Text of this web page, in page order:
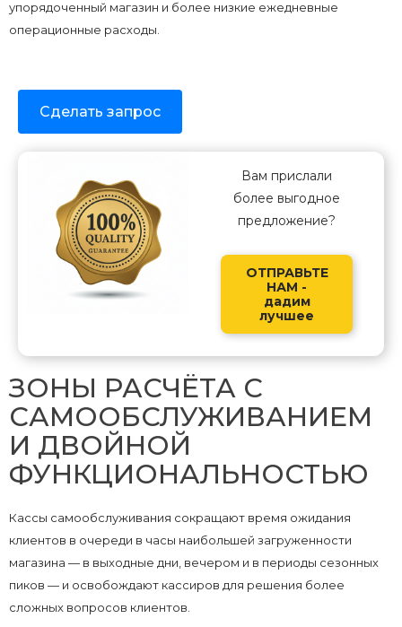
упорядоченный магазин и более низкие ежедневные
операционные расходы.
Сделать запрос
Вам прислали
более выгодное
предложение?
ОТПРАВЬТЕ
НАМ -
дадим
лучшее
ЗОНЫ РАСЧЁТА С
САМООБСЛУЖИВАНИЕМ
И ДВОЙНОЙ
ФУНКЦИОНАЛЬНОСТЬЮ
Кассы самообслуживания сокращают время ожидания
клиентов в очереди в часы наибольшей загруженности
магазина — в выходные дни, вечером и в периоды сезонных
пиков — и освобождают кассиров для решения более
сложных вопросов клиентов.